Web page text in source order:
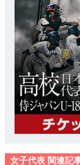
女子代表 関連記